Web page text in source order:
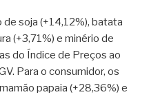
de soja (+14,12%), batata
(+3,71%) e minério de
do Índice de Preços ao
Para o consumidor, os
papaia (+28,36%) e